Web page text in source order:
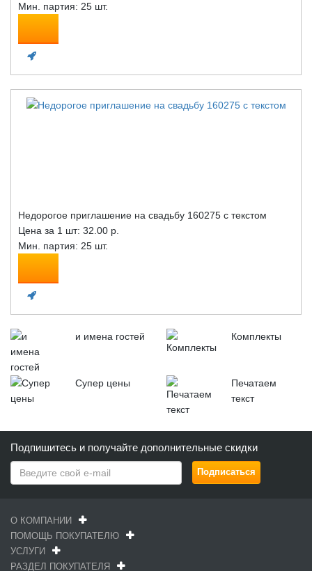
Мин. партия: 25 шт.
Недорогое приглашение на свадьбу 160275 с текстом
Цена за 1 шт: 32.00 р.
Мин. партия: 25 шт.
и имена гостей Комплекты
Супер цены
Печатаем
текст
Подпишитесь и получайте дополнительные скидки
О КОМПАНИИ
ПОМОЩЬ ПОКУПАТЕЛЮ
УСЛУГИ
РАЗДЕЛ ПОКУПАТЕЛЯ